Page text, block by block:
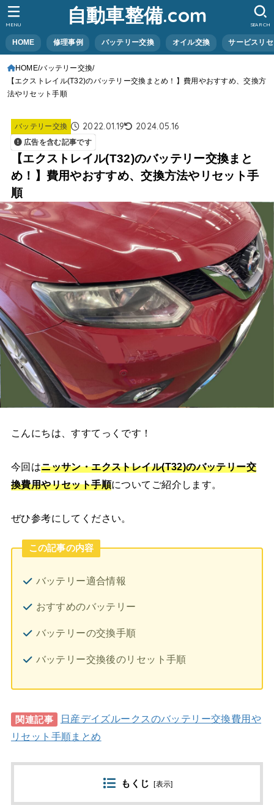
自動車整備.com
HOME 修理事例 バッテリー交換 オイル交換 サービスリ
SEARCH
MENU
HOME バッテリー交換
【エクストレイル(T32)のバッテリー交換まとめ！】費用やおすすめ、交換方
法やリセット手順
バッテリー交換 2022.01.19 2024.05.16
広告を含む記事です
【エクストレイル(T32)のバッテリー交換まと
め！】費用やおすすめ、交換方法やリセット手
順
こんにちは、すすてっくです！
今回はニッサン・エクストレイル(T32)のバッテリー交
換費用やリセット手順についてご紹介します。
ぜひ参考にしてください。
この記事の内容
バッテリー適合情報
おすすめのバッテリー
バッテリーの交換手順
バッテリー交換後のリセット手順
関連記事
日産デイズルークスのバッテリー交換費用や
リセット手順まとめ
もくじ [表示]